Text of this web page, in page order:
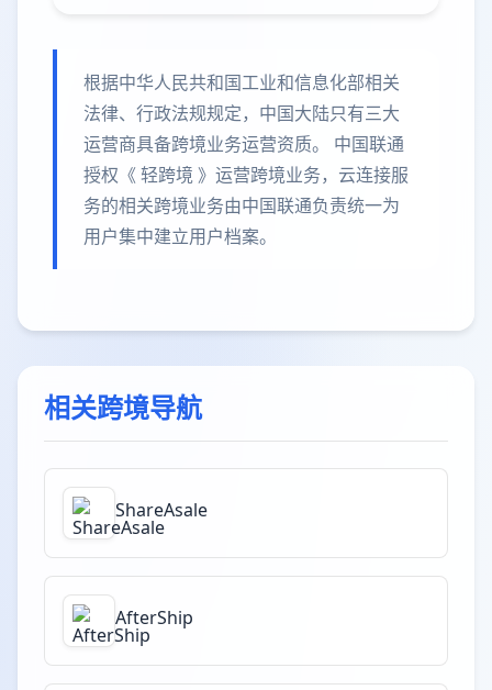
根据中华人民共和国工业和信息化部相关
法律、行政法规规定，中国大陆只有三大
运营商具备跨境业务运营资质。 中国联通
授权《 轻跨境 》运营跨境业务，云连接服
务的相关跨境业务由中国联通负责统一为
用户集中建立用户档案。
相关跨境导航
ShareAsale
AfterShip